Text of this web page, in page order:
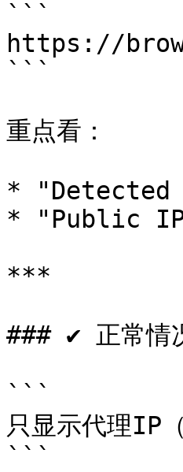
```
https://
```
重点看：
* "Detected
* "Public
***
### ✔ 正常情
```
只显示代理IP
```